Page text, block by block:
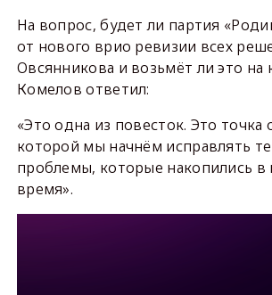
На вопрос, будет ли партия
от нового врио ревизии всех
Овсянникова и возьмёт ли это на
Комелов ответил:
«Это одна из повесток. Это точка
которой мы начнём исправлять
проблемы, которые накопились в
время».